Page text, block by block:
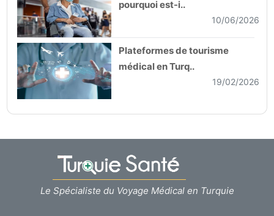
pourquoi est-i..
10/06/2026
Plateformes de tourisme
médical en Turq..
19/02/2026
Le Spécialiste du Voyage Médical en Turquie